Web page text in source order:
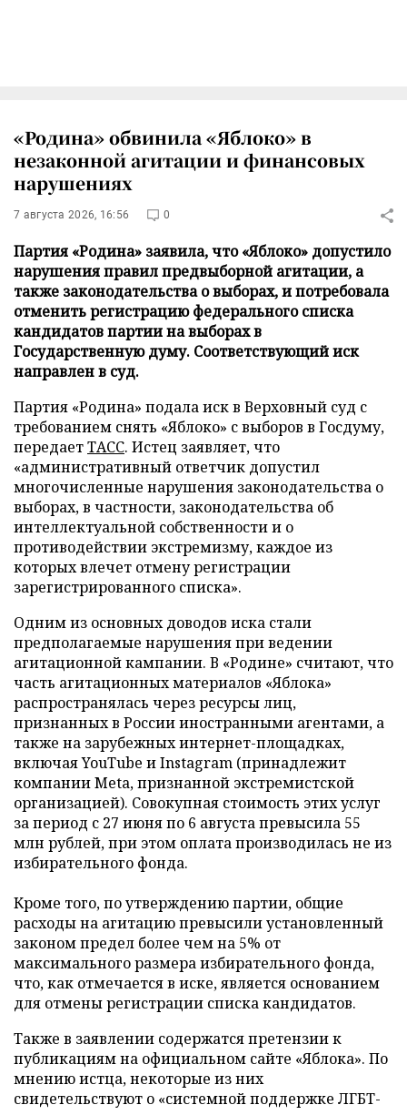
«Родина» обвинила «Яблоко» в
незаконной агитации и финансовых
нарушениях
7 августа 2026, 16:56 0
Партия «Родина» заявила, что «Яблоко» допустило
нарушения правил предвыборной агитации, а
также законодательства о выборах, и потребовала
отменить регистрацию федерального списка
кандидатов партии на выборах в
Государственную думу. Соответствующий иск
направлен в суд.
Партия «Родина» подала иск в Верховный суд с
требованием снять «Яблоко» с выборов в Госдуму,
передаетТАСС. Истец заявляет, что
«административный ответчик допустил
многочисленные нарушения законодательства о
выборах, в частности, законодательства об
интеллектуальной собственности и о
противодействии экстремизму, каждое из
которых влечет отмену регистрации
зарегистрированного списка».
Одним из основных доводов иска стали
предполагаемые нарушения при ведении
агитационной кампании. В «Родине» считают, что
часть агитационных материалов «Яблока»
распространялась через ресурсы лиц,
признанных в России иностранными агентами, а
также на зарубежных интернет-площадках,
включая YouTube и Instagram (принадлежит
компании Meta, признанной экстремистской
организацией). Совокупная стоимость этих услуг
за период с 27 июня по 6 августа превысила 55
млн рублей, при этом оплата производилась не из
избирательного фонда.
Кроме того, по утверждению партии, общие
расходы на агитацию превысили установленный
законом предел более чем на 5% от
максимального размера избирательного фонда,
что, как отмечается в иске, является основанием
для отмены регистрации списка кандидатов.
Также в заявлении содержатся претензии к
публикациям на официальном сайте «Яблока». По
мнению истца, некоторые из них
свидетельствуют о «системной поддержке ЛГБТ-